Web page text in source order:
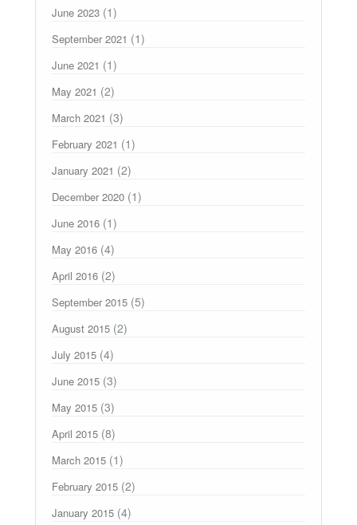
June 2023 (1)
September 2021 (1)
June 2021 (1)
May 2021 (2)
March 2021 (3)
February 2021 (1)
January 2021 (2)
December 2020 (1)
June 2016 (1)
May 2016 (4)
April 2016 (2)
September 2015 (5)
August 2015 (2)
July 2015 (4)
June 2015 (3)
May 2015 (3)
April 2015 (8)
March 2015 (1)
February 2015 (2)
January 2015 (4)